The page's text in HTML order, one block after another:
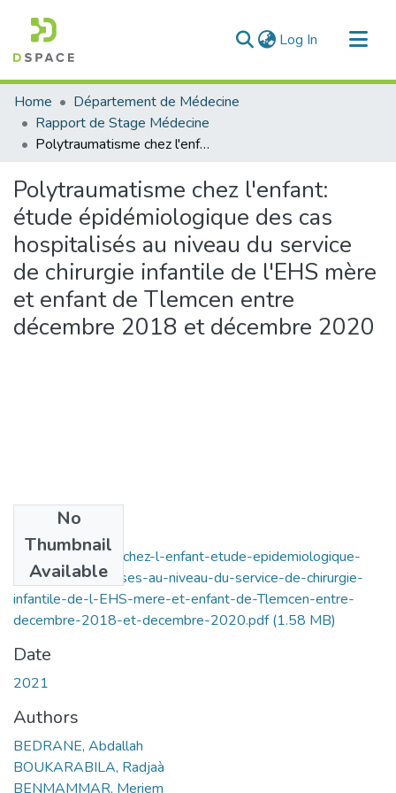
Log In (current)
Communities & Collections
All of DSpace
Statistics
Home
Département de Médecine
Rapport de Stage Médecine
Polytraumatisme chez l'enfant: étude épidémiologique des cas hospitalisés au niveau du service de chirurgie infantile de l'EHS mère et enfant de Tlemcen entre décembre 2018 et décembre 2020
Polytraumatisme chez l'enfant:
étude épidémiologique des cas
hospitalisés au niveau du service
de chirurgie infantile de l'EHS mère
et enfant de Tlemcen entre
décembre 2018 et décembre 2020
No
Thumbnail
Available
polytraumatisme-chez-l-enfant-etude-epidemiologique-
des-cas-hospitalises-au-niveau-du-service-de-chirurgie-
infantile-de-l-EHS-mere-et-enfant-de-Tlemcen-entre-
decembre-2018-et-decembre-2020.pdf(1.58 MB)
Date
2021
Authors
BEDRANE, Abdallah
BOUKARABILA, Radjaà
BENMAMMAR, Meriem